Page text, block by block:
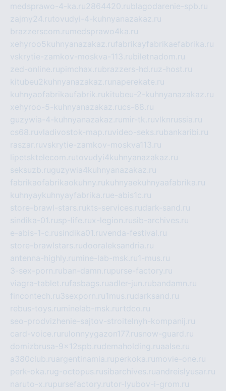
medsprawo-4-ka.ru2864420.rublagodarenie-spb.ru
zajmy24.rutovudyi-4-kuhnyanazakaz.ru
brazzerscom.ru medsprawo4ka.ru
xehyroo5kuhnyanazakaz.rufabrikayfabrikaefabrika.ru
vskrytie-zamkov-moskva-113.rubiletnadom.ru
zed-online.rupimchax.rubrazzers-hd.ruz-host.ru
kitubeu2kuhnyanazakaz.ru naperekate.ru
kuhnyaofabrikaufabrik.rukitubeu-2-kuhnyanazakaz.ru
xehyroo-5-kuhnyanazakaz.rucs-68.ru
guzywia-4-kuhnyanazakaz.ru mir-tk.ruvlknrussia.ru
cs68.ruvladivostok-map.ruvideo-seks.rubankaribi.ru
raszar.ruvskrytie-zamkov-moskva113.ru
lipetsktelecom.rutovudyi4kuhnyanazakaz.ru
seksuzb.ruguzywia4kuhnyanazakaz.ru
fabrikaofabrikaokuhny.rukuhnyaekuhnyaafabrika.ru
kuhnyaykuhnyayfabrika.rue-abis1c.ru
store-brawl-stars.rukts-services.rudark-sand.ru
sindika-01.rusp-life.rux-legion.rusib-archives.ru
e-abis-1-c.rusindika01.ruvenda-festival.ru
store-brawlstars.rudooraleksandria.ru
antenna-highly.ru mine-lab-msk.ru1-mus.ru
3-sex-porn.ruban-damn.rupurse-factory.ru
viagra-tablet.rufasbags.ruadler-jun.rubandamn.ru
fincontech.ru3sexporn.ru1mus.rudarksand.ru
rebus-toys.ru minelab-msk.ru rtdco.ru
seo-prodvizhenie-sajtov-stroitelnyh-kompanij.ru
card-voice.ru rulonnyygazon177.rusnow-guard.ru
domizbrusa-9x12spb.rudemaholding.ruaalse.ru
a380club.ruargentinamia.ruperkoka.ru movie-one.ru
perk-oka.rug-octopus.rusibarchives.ruandreislyusar.ru
naruto-x.rupursefactory.rutor-lyubov-i-grom.ru